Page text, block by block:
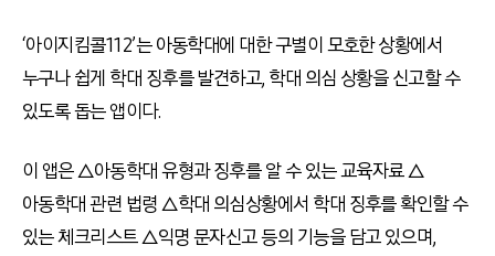
‘아이지킴콜112’는 아동학대에 대한 구별이 모호한 상황에서
누구나 쉽게 학대 징후를 발견하고, 학대 의심 상황을 신고할 수
있도록 돕는 앱이다.
이 앱은 △아동학대 유형과 징후를 알 수 있는 교육자료 △
아동학대 관련 법령 △학대 의심상황에서 학대 징후를 확인할 수
있는 체크리스트 △익명 문자신고 등의 기능을 담고 있으며,